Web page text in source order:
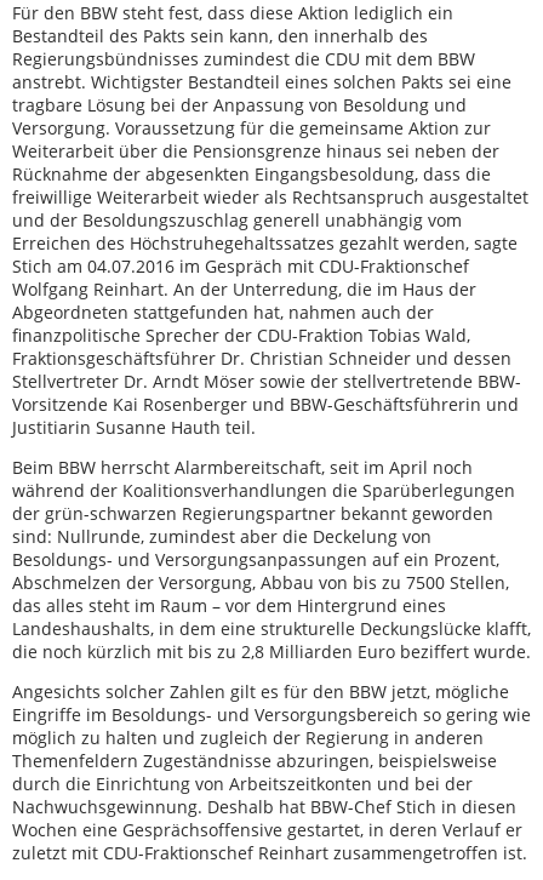
Für den BBW steht fest, dass diese Aktion lediglich ein
Bestandteil des Pakts sein kann, den innerhalb des
Regierungsbündnisses zumindest die CDU mit dem BBW
anstrebt. Wichtigster Bestandteil eines solchen Pakts sei eine
tragbare Lösung bei der Anpassung von Besoldung und
Versorgung. Voraussetzung für die gemeinsame Aktion zur
Weiterarbeit über die Pensionsgrenze hinaus sei neben der
Rücknahme der abgesenkten Eingangsbesoldung, dass die
freiwillige Weiterarbeit wieder als Rechtsanspruch ausgestaltet
und der Besoldungszuschlag generell unabhängig vom
Erreichen des Höchstruhegehaltssatzes gezahlt werden, sagte
Stich am 04.07.2016 im Gespräch mit CDU-Fraktionschef
Wolfgang Reinhart. An der Unterredung, die im Haus der
Abgeordneten stattgefunden hat, nahmen auch der
finanzpolitische Sprecher der CDU-Fraktion Tobias Wald,
Fraktionsgeschäftsführer Dr. Christian Schneider und dessen
Stellvertreter Dr. Arndt Möser sowie der stellvertretende BBW-
Vorsitzende Kai Rosenberger und BBW-Geschäftsführerin und
Justitiarin Susanne Hauth teil.
Beim BBW herrscht Alarmbereitschaft, seit im April noch
während der Koalitionsverhandlungen die Sparüberlegungen
der grün-schwarzen Regierungspartner bekannt geworden
sind: Nullrunde, zumindest aber die Deckelung von
Besoldungs- und Versorgungsanpassungen auf ein Prozent,
Abschmelzen der Versorgung, Abbau von bis zu 7500 Stellen,
das alles steht im Raum – vor dem Hintergrund eines
Landeshaushalts, in dem eine strukturelle Deckungslücke klafft,
die noch kürzlich mit bis zu 2,8 Milliarden Euro beziffert wurde.
Angesichts solcher Zahlen gilt es für den BBW jetzt, mögliche
Eingriffe im Besoldungs- und Versorgungsbereich so gering wie
möglich zu halten und zugleich der Regierung in anderen
Themenfeldern Zugeständnisse abzuringen, beispielsweise
durch die Einrichtung von Arbeitszeitkonten und bei der
Nachwuchsgewinnung. Deshalb hat BBW-Chef Stich in diesen
Wochen eine Gesprächsoffensive gestartet, in deren Verlauf er
zuletzt mit CDU-Fraktionschef Reinhart zusammengetroffen ist.